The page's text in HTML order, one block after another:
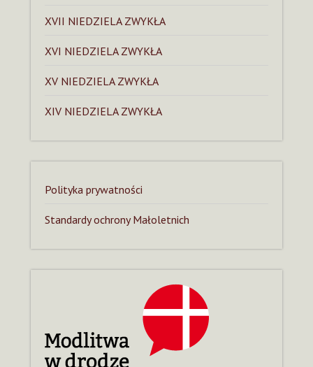
XVII NIEDZIELA ZWYKŁA
XVI NIEDZIELA ZWYKŁA
XV NIEDZIELA ZWYKŁA
XIV NIEDZIELA ZWYKŁA
Polityka prywatności
Standardy ochrony Małoletnich